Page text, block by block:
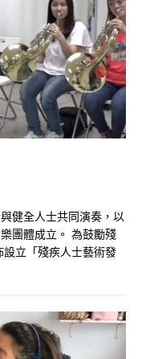
健全人士共同演奏，以
團體成立。 為鼓勵殘
立「殘疾人士藝術發